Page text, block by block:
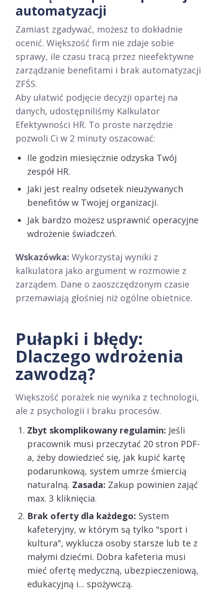
automatyzacji
Zamiast zgadywać, możesz to dokładnie
ocenić. Większość firm nie zdaje sobie
sprawy, ile czasu tracą przez nieefektywne
zarządzanie benefitami i brak automatyzacji
ZFŚS.
Aby ułatwić podjęcie decyzji opartej na
danych, udostępniliśmy Kalkulator
Efektywności HR. To proste narzędzie
pozwoli Ci w 2 minuty oszacować:
Ile godzin miesięcznie odzyska Twój
zespół HR.
Jaki jest realny odsetek nieużywanych
benefitów w Twojej organizacji.
Jak bardzo możesz usprawnić operacyjne
wdrożenie świadczeń.
Wskazówka: Wykorzystaj wyniki z
kalkulatora jako argument w rozmowie z
zarządem. Dane o zaoszczędzonym czasie
przemawiają głośniej niż ogólne obietnice.
Pułapki i błędy:
Dlaczego wdrożenia
zawodzą?
Większość porażek nie wynika z technologii,
ale z psychologii i braku procesów.
Zbyt skomplikowany regulamin: Jeśli
pracownik musi przeczytać 20 stron PDF-
a, żeby dowiedzieć się, jak kupić kartę
podarunkową, system umrze śmiercią
naturalną. Zasada: Zakup powinien zająć
max. 3 kliknięcia.
Brak oferty dla każdego: System
kafeteryjny, w którym są tylko "sport i
kultura", wyklucza osoby starsze lub te z
małymi dziećmi. Dobra kafeteria musi
mieć ofertę medyczną, ubezpieczeniową,
edukacyjną i... spożywczą.